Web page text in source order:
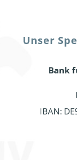
Unser
Bank
IBAN: